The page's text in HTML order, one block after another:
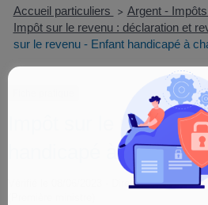
Accueil particuliers > Argent -
Impôt sur le revenu : déclaration et
sur le revenu - Enfant handicapé à
Impôt sur le revenu -
handicapé à charge
Vérifié le 08/06/2023 - Direction de